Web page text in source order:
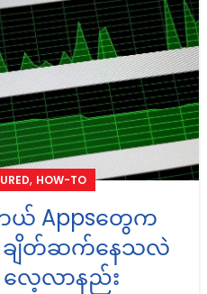
, HOW-TO
ဘယ် Appsတွေက
ျိတ်ဆက်နေသလဲ
ေ့လာနည်း